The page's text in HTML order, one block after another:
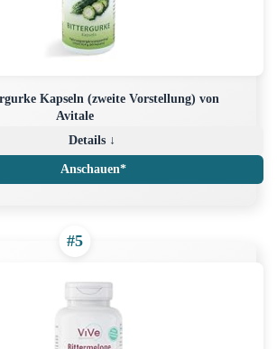
Kapseln (zweite Vorstellung) von
Avitale
Details ↓
Anschauen*
#5